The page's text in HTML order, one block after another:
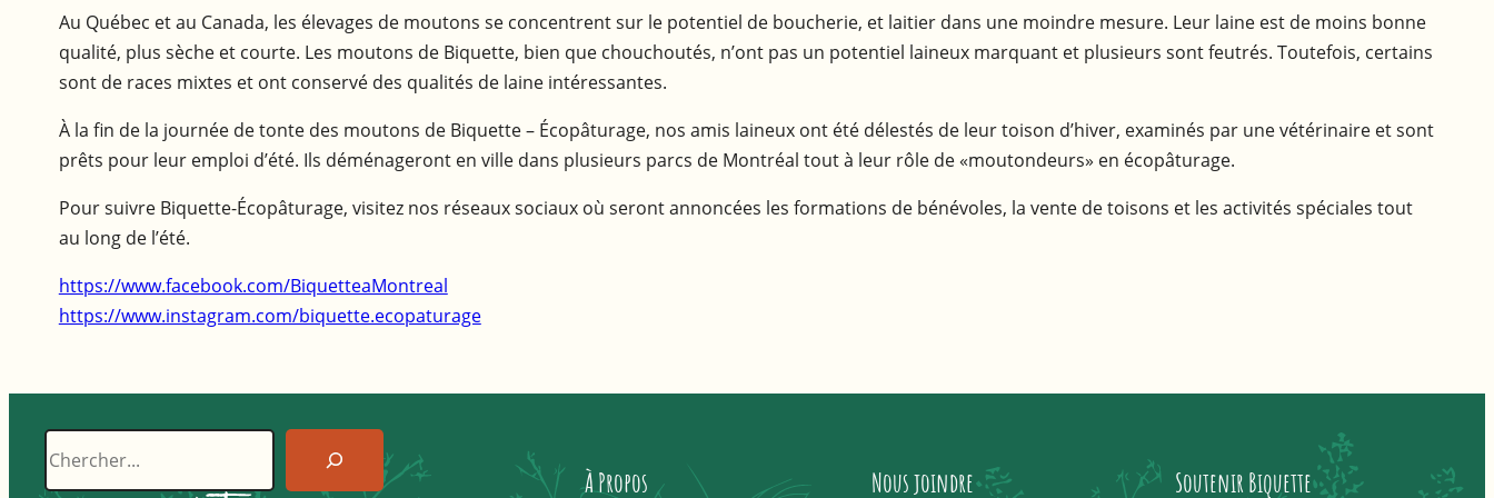
Au Québec et au Canada, les élevages de moutons se concentrent sur le potentiel de boucherie, et laitier dans une moindre mesure. Leur laine est de moins bonne
qualité, plus sèche et courte. Les moutons de Biquette, bien que chouchoutés, n’ont pas un potentiel laineux marquant et plusieurs sont feutrés. Toutefois, certains
sont de races mixtes et ont conservé des qualités de laine intéressantes.
À la fin de la journée de tonte des moutons de Biquette – Écopâturage, nos amis laineux ont été délestés de leur toison d’hiver, examinés par une vétérinaire et sont
prêts pour leur emploi d’été. Ils déménageront en ville dans plusieurs parcs de Montréal tout à leur rôle de «moutondeurs» en écopâturage.
Pour suivre Biquette-Écopâturage, visitez nos réseaux sociaux où seront annoncées les formations de bénévoles, la vente de toisons et les activités spéciales tout
au long de l’été.
https://www.facebook.com/BiquetteaMontreal
https://www.instagram.com/biquette.ecopaturage
À Propos Nous joindre Soutenir Biquette